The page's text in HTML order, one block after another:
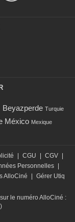
Beyazperde Turquie
México Mexique
CGU CGV
Personnelles
AlloCiné
Gérer Utiq
le numéro AlloCiné :